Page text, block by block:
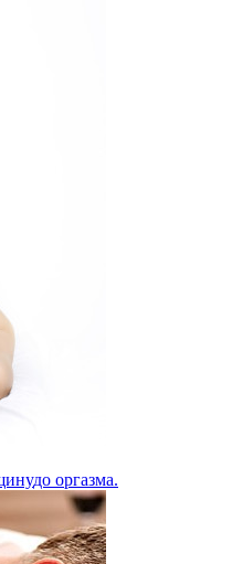
до оргазма.